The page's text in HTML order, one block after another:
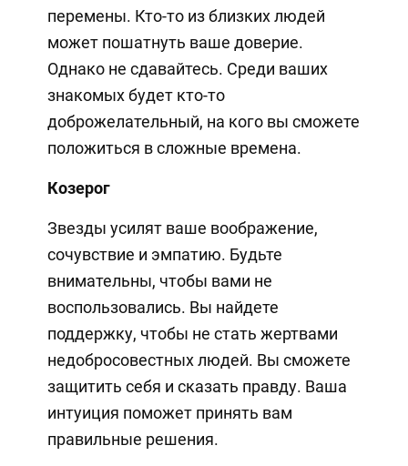
перемены. Кто-то из близких людей
может пошатнуть ваше доверие.
Однако не сдавайтесь. Среди ваших
знакомых будет кто-то
доброжелательный, на кого вы сможете
положиться в сложные времена.
Козерог
Звезды усилят ваше воображение,
сочувствие и эмпатию. Будьте
внимательны, чтобы вами не
воспользовались. Вы найдете
поддержку, чтобы не стать жертвами
недобросовестных людей. Вы сможете
защитить себя и сказать правду. Ваша
интуиция поможет принять вам
правильные решения.